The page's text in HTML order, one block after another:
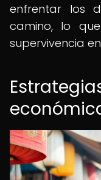
enfrentar los
camino, lo
supervivencia